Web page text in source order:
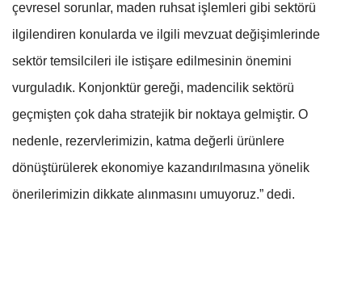
çevresel sorunlar, maden ruhsat işlemleri gibi sektörü
ilgilendiren konularda ve ilgili mevzuat değişimlerinde
sektör temsilcileri ile istişare edilmesinin önemini
vurguladık. Konjonktür gereği, madencilik sektörü
geçmişten çok daha stratejik bir noktaya gelmiştir. O
nedenle, rezervlerimizin, katma değerli ürünlere
dönüştürülerek ekonomiye kazandırılmasına yönelik
önerilerimizin dikkate alınmasını umuyoruz.” dedi.